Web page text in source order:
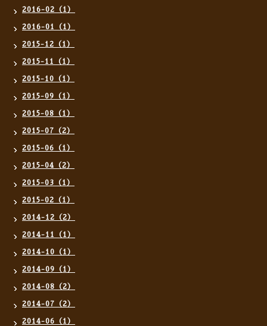
2016-02（1）
2016-01（1）
2015-12（1）
2015-11（1）
2015-10（1）
2015-09（1）
2015-08（1）
2015-07（2）
2015-06（1）
2015-04（2）
2015-03（1）
2015-02（1）
2014-12（2）
2014-11（1）
2014-10（1）
2014-09（1）
2014-08（2）
2014-07（2）
2014-06（1）